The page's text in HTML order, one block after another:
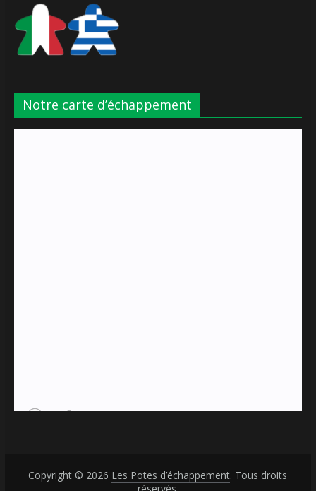
Notre carte d’échappement
Copyright © 2026 Les Potes d’échappement. Tous droits